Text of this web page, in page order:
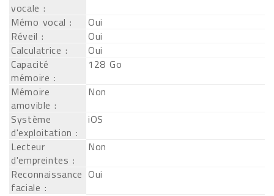
vocale :
Mémo vocal :
Oui
Réveil :
Oui
Calculatrice :
Oui
Capacité
mémoire :
128 Go
Mémoire
amovible :
Non
Système
d'exploitation :
iOS
Lecteur
d'empreintes :
Non
Reconnaissance
faciale :
Oui